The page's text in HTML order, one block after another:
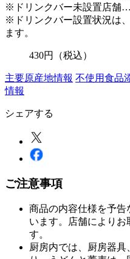
※ドリンクバー未設置店舗…
※ドリンクバー設置状況は
ます。
430円 （税込）
主要原産地情報 不使用食品
情報
シェアする
ご注意事項
商品の内容仕様を予
います。店舗によりお
す。
厨房内では、厨房器